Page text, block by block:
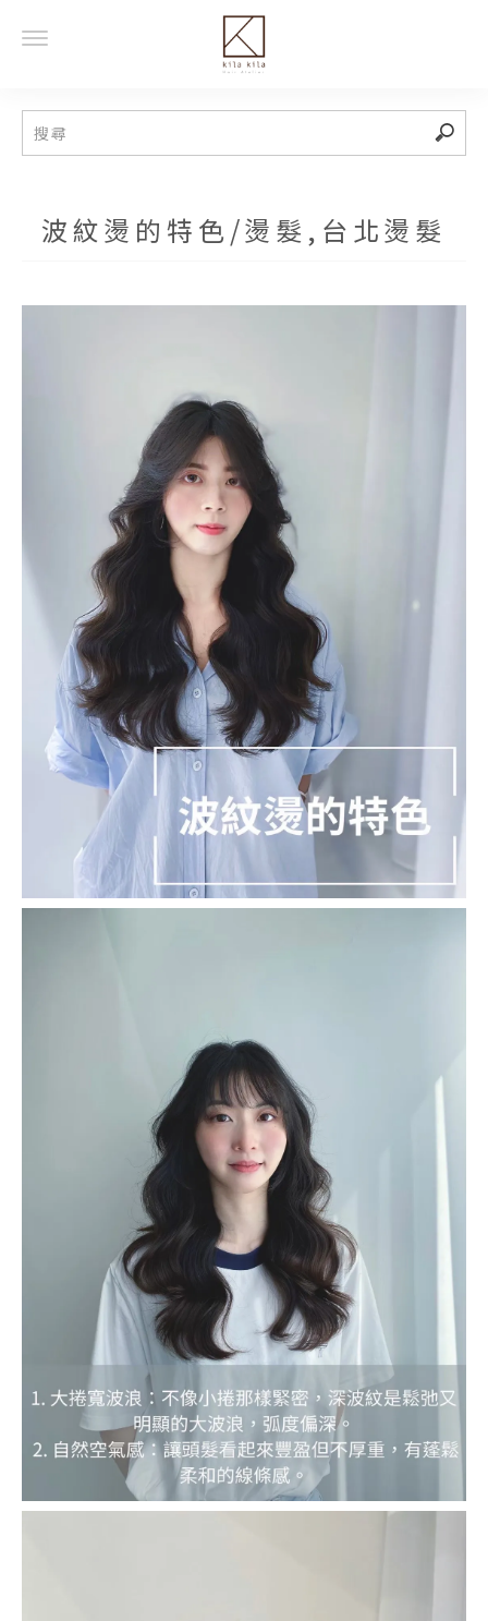
波紋燙的特色/燙髮,台北燙髮